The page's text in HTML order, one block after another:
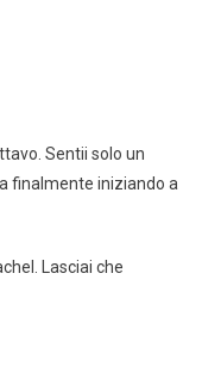
Sentii solo un
finalmente iniziando a
Lasciai che